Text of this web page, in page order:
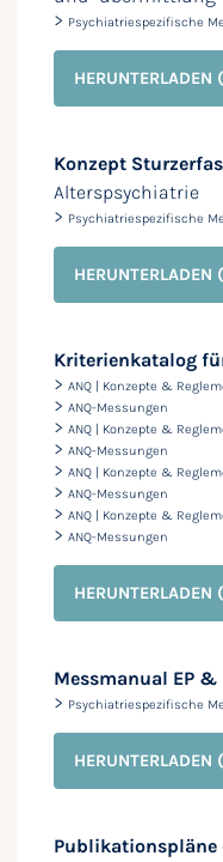
> Psychiatriespezifische
HERUNTERLADEN
Konzept
Alterspsychiatrie
> Psychiatriespezifische
HERUNTERLADEN
Kriterienkatalog
> ANQ | Konzepte &
> ANQ-Messungen
> ANQ | Konzepte &
> ANQ-Messungen
> ANQ | Konzepte &
> ANQ-Messungen
> ANQ | Konzepte &
> ANQ-Messungen
HERUNTERLADEN
Messmanual EP &
> Psychiatriespezifische
HERUNTERLADEN
Publikationspläne